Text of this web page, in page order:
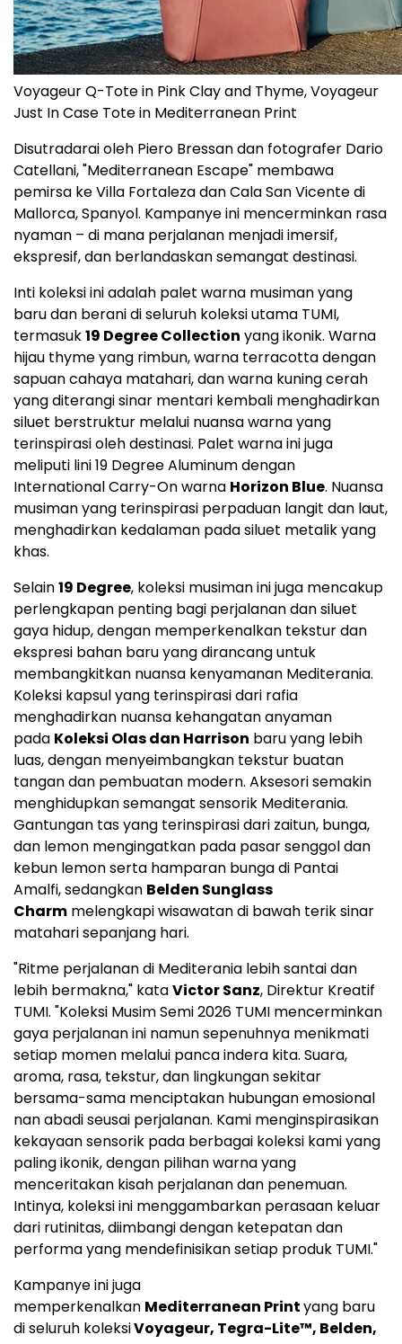
Voyageur Q-Tote in Pink Clay and Thyme, Voyageur
Just In Case Tote in Mediterranean Print
Disutradarai oleh Piero Bressan dan fotografer Dario
Catellani, "Mediterranean Escape" membawa
pemirsa ke Villa Fortaleza dan Cala San Vicente di
Mallorca, Spanyol. Kampanye ini mencerminkan rasa
nyaman – di mana perjalanan menjadi imersif,
ekspresif, dan berlandaskan semangat destinasi.
Inti koleksi ini adalah palet warna musiman yang
baru dan berani di seluruh koleksi utama TUMI,
termasuk19 Degree Collection yang ikonik. Warna
hijau thyme yang rimbun, warna terracotta dengan
sapuan cahaya matahari, dan warna kuning cerah
yang diterangi sinar mentari kembali menghadirkan
siluet berstruktur melalui nuansa warna yang
terinspirasi oleh destinasi. Palet warna ini juga
meliputi lini 19 Degree Aluminum dengan
International Carry-On warna Horizon Blue. Nuansa
musiman yang terinspirasi perpaduan langit dan laut,
menghadirkan kedalaman pada siluet metalik yang
khas.
Selain19 Degree, koleksi musiman ini juga mencakup
perlengkapan penting bagi perjalanan dan siluet
gaya hidup, dengan memperkenalkan tekstur dan
ekspresi bahan baru yang dirancang untuk
membangkitkan nuansa kenyamanan Mediterania.
Koleksi kapsul yang terinspirasi dari rafia
menghadirkan nuansa kehangatan anyaman
pada Koleksi Olas dan Harrison baru yang lebih
luas, dengan menyeimbangkan tekstur buatan
tangan dan pembuatan modern. Aksesori semakin
menghidupkan semangat sensorik Mediterania.
Gantungan tas yang terinspirasi dari zaitun, bunga,
dan lemon mengingatkan pada pasar senggol dan
kebun lemon serta hamparan bunga di Pantai
Amalfi, sedangkan Belden Sunglass
Charm melengkapi wisawatan di bawah terik sinar
matahari sepanjang hari.
"Ritme perjalanan di Mediterania lebih santai dan
lebih bermakna," kataVictor Sanz, Direktur Kreatif
TUMI. "Koleksi Musim Semi 2026 TUMI mencerminkan
gaya perjalanan ini namun sepenuhnya menikmati
setiap momen melalui panca indera kita. Suara,
aroma, rasa, tekstur, dan lingkungan sekitar
bersama-sama menciptakan hubungan emosional
nan abadi seusai perjalanan. Kami menginspirasikan
kekayaan sensorik pada berbagai koleksi kami yang
paling ikonik, dengan pilihan warna yang
menceritakan kisah perjalanan dan penemuan.
Intinya, koleksi ini menggambarkan perasaan keluar
dari rutinitas, diimbangi dengan ketepatan dan
performa yang mendefinisikan setiap produk TUMI."
Kampanye ini juga
memperkenalkan Mediterranean Printyang baru
di seluruh koleksiVoyageur, Tegra-Lite™, Belden,